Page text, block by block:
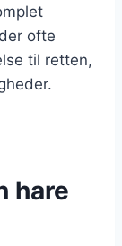
ofte
til retten,
hare